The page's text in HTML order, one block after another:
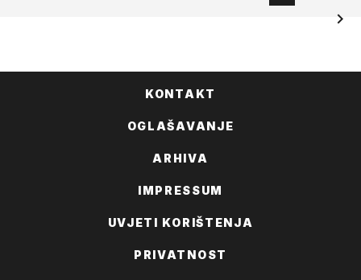
KONTAKT
OGLAŠAVANJE
ARHIVA
IMPRESSUM
UVJETI KORIŠTENJA
PRIVATNOST